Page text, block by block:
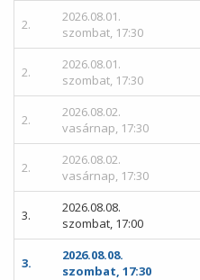
2.
2026.08.01.
szombat, 17:30
2.
2026.08.01.
szombat, 17:30
2.
2026.08.02.
vasárnap, 17:30
2.
2026.08.02.
vasárnap, 17:30
3.
2026.08.08.
szombat, 17:00
3.
2026.08.08.
szombat, 17:30